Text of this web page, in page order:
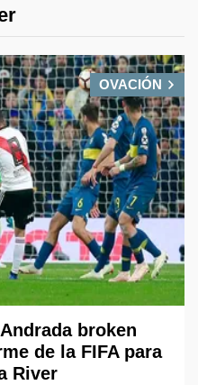
OVACIÓN
broken
de la FIFA para
River